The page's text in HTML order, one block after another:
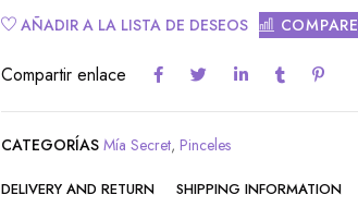
AÑADIR A LA LISTA DE DESEOS COMPARE
Compartir enlace
CATEGORÍAS Mía Secret, Pinceles
DELIVERY AND RETURN
SHIPPING INFORMATION